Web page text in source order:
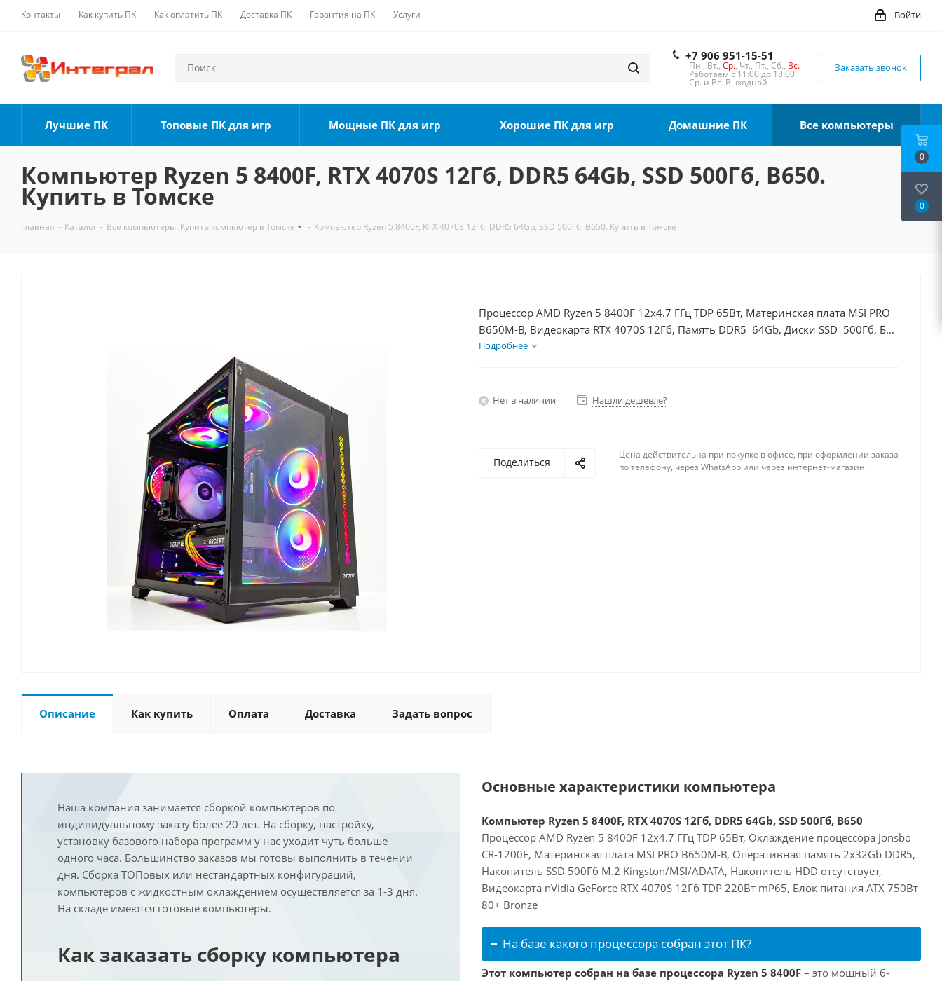
Контакты Как купить ПК Как оплатить ПК Доставка ПК Гарантия на ПК Услуги Войти
+7 906 951-15-51
Пн., Вт., Ср., Чт., Пт., Сб., Вс.
Работаем с 11:00 до 18:00
Ср. и Вс. Выходной
Заказать звонок
Лучшие ПК Топовые ПК для игр Мощные ПК для игр Хорошие ПК для игр Домашние ПК Все компьютеры
Компьютер Ryzen 5 8400F, RTX 4070S 12Гб, DDR5 64Gb, SSD 500Гб, B650.
Купить в Томске
Главная - Каталог - Все компьютеры. Купить компьютер в Томске - Компьютер Ryzen 5 8400F, RTX 4070S 12Гб, DDR5 64Gb, SSD 500Гб, B650. Купить в Томске
Процессор AMD Ryzen 5 8400F 12x4.7 ГГц TDP 65Вт, Материнская плата MSI PRO
B650M-B, Видеокарта RTX 4070S 12Гб, Память DDR5 64Gb, Диски SSD 500Гб, БП
750Вт
Подробнее
Нет в наличии Нашли дешевле?
Поделиться
Цена действительна при покупке в офисе, при оформлении заказа
по телефону, через WhatsApp или через интернет-магазин.
Описание Как купить Оплата Доставка Задать вопрос
Наша компания занимается сборкой компьютеров по
индивидуальному заказу более 20 лет. На сборку, настройку,
установку базового набора программ у нас уходит чуть больше
одного часа. Большинство заказов мы готовы выполнить в течении
дня. Сборка ТОПовых или нестандартных конфигураций,
компьютеров с жидкостным охлаждением осуществляется за 1-3 дня.
На складе имеются готовые компьютеры.
Как заказать сборку компьютера
Основные характеристики компьютера
Компьютер Ryzen 5 8400F, RTX 4070S 12Гб, DDR5 64Gb, SSD 500Гб, B650
Процессор AMD Ryzen 5 8400F 12x4.7 ГГц TDP 65Вт, Охлаждение процессора Jonsbo
CR-1200E, Материнская плата MSI PRO B650M-B, Оперативная память 2x32Gb DDR5,
Накопитель SSD 500Гб M.2 Kingston/MSI/ADATA, Накопитель HDD отсутствует,
Видеокарта nVidia GeForce RTX 4070S 12Гб TDP 220Вт mP65, Блок питания ATX 750Вт
80+ Bronze
На базе какого процессора собран этот ПК?
Этот компьютер собран на базе процессора Ryzen 5 8400F – это мощный 6-
0
0